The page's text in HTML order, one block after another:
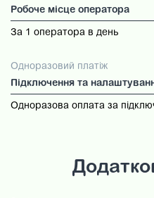
Робоче місце оператора
За 1 оператора в день
Одноразовий платіж
Підключення та
Одноразова оплата за